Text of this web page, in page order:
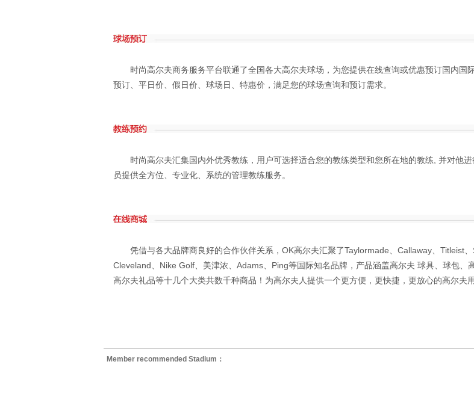
时尚高尔夫商务服务平台联通了全国各大高尔夫球场，为您提供在线查询或优惠预订国内国
预订、平日价、假日价、球场日、特惠价，满足您的球场查询和预订需求。
时尚高尔夫汇集国内外优秀教练，用户可选择适合您的教练类型和您所在地的教练, 并对他进
员提供全方位、专业化、系统的管理教练服务。
凭借与各大品牌商良好的合作伙伴关系，OK高尔夫汇聚了Taylormade、Callaway、Titleist、
Cleveland、Nike Golf、美津浓、Adams、Ping等国际知名品牌，产品涵盖高尔夫 球具、球包、
高尔夫礼品等十几个大类共数千种商品！为高尔夫人提供一个更方便，更快捷，更放心的高尔夫
Member recommended Stadium：